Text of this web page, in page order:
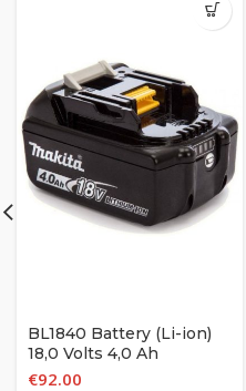
BL1840 Battery (Li-ion)
18,0 Volts 4,0 Ah
€92.00